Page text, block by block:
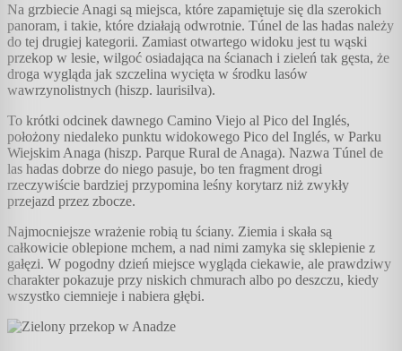
Na grzbiecie Anagi są miejsca, które zapamiętuje się dla szerokich
panoram, i takie, które działają odwrotnie. Túnel de las hadas należy
do tej drugiej kategorii. Zamiast otwartego widoku jest tu wąski
przekop w lesie, wilgoć osiadająca na ścianach i zieleń tak gęsta, że
droga wygląda jak szczelina wycięta w środku lasów
wawrzynolistnych (hiszp. laurisilva).
To krótki odcinek dawnego Camino Viejo al Pico del Inglés,
położony niedaleko punktu widokowego Pico del Inglés, w Parku
Wiejskim Anaga (hiszp. Parque Rural de Anaga). Nazwa Túnel de
las hadas dobrze do niego pasuje, bo ten fragment drogi
rzeczywiście bardziej przypomina leśny korytarz niż zwykły
przejazd przez zbocze.
Najmocniejsze wrażenie robią tu ściany. Ziemia i skała są
całkowicie oblepione mchem, a nad nimi zamyka się sklepienie z
gałęzi. W pogodny dzień miejsce wygląda ciekawie, ale prawdziwy
charakter pokazuje przy niskich chmurach albo po deszczu, kiedy
wszystko ciemnieje i nabiera głębi.